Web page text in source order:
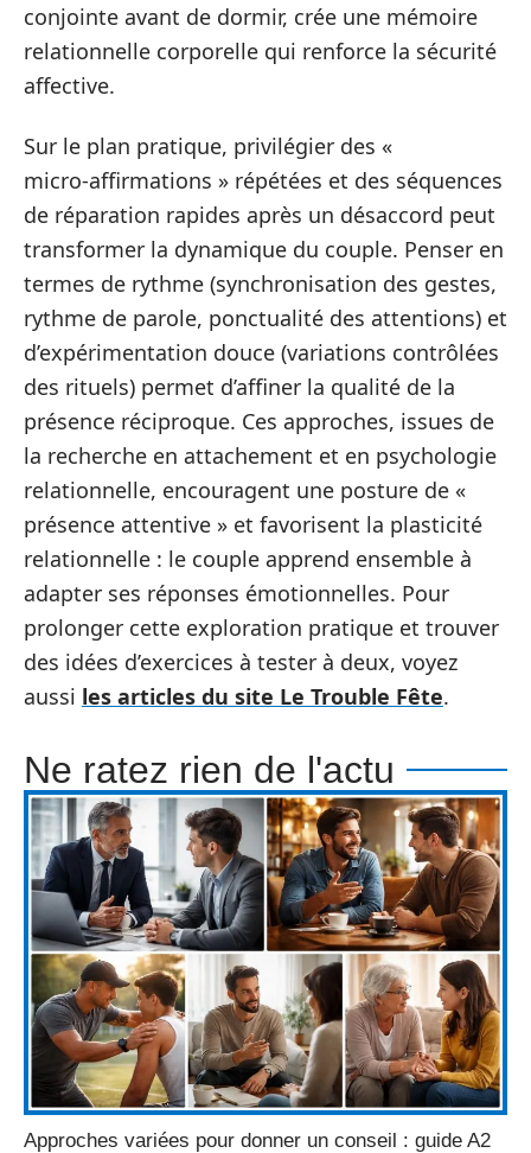
conjointe avant de dormir, crée une mémoire
relationnelle corporelle qui renforce la sécurité
affective.
Sur le plan pratique, privilégier des «
micro‑affirmations » répétées et des séquences
de réparation rapides après un désaccord peut
transformer la dynamique du couple. Penser en
termes de rythme (synchronisation des gestes,
rythme de parole, ponctualité des attentions) et
d’expérimentation douce (variations contrôlées
des rituels) permet d’affiner la qualité de la
présence réciproque. Ces approches, issues de
la recherche en attachement et en psychologie
relationnelle, encouragent une posture de «
présence attentive » et favorisent la plasticité
relationnelle : le couple apprend ensemble à
adapter ses réponses émotionnelles. Pour
prolonger cette exploration pratique et trouver
des idées d’exercices à tester à deux, voyez
aussi les articles du site Le Trouble Fête.
Ne ratez rien de l'actu
Approches variées pour donner un conseil : guide A2